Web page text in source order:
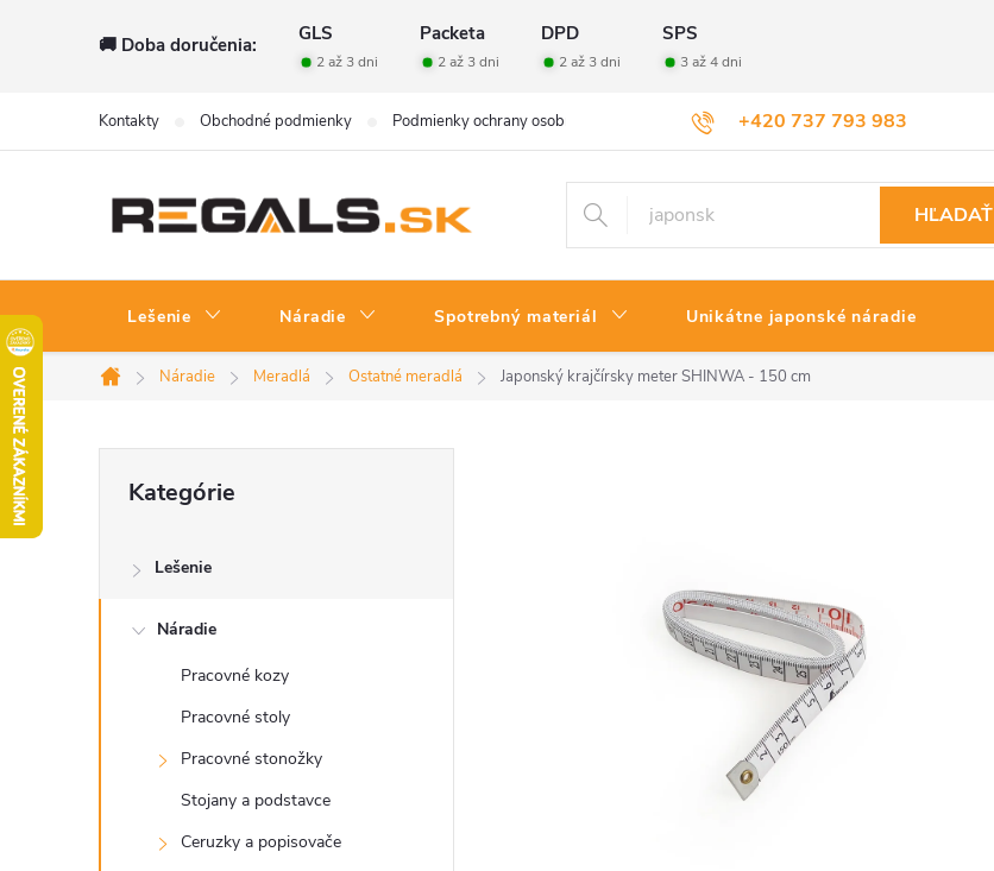
🚚 Doba doručenia: GLS Packeta DPD SPS
2 až 3 dni 2 až 3 dni 2 až 3 dni 3 až 4 dni
+420 737 793 983
Kontakty Obchodné podmienky Podmienky ochrany osobných údajov Veľkoobchod Vrátenie tovaru
HĽADAŤ
Lešenie Náradie Spotrebný materiál Unikátne japonské náradie
Domov
Náradie Meradlá Ostatné meradlá Japonský krajčírsky meter SHINWA - 150 cm
č
kategórie
Kategórie
Lešenie
Náradie
Pracovné kozy
Pracovné stoly
Pracovné stonožky
Stojany a podstavce
Ceruzky a popisovače